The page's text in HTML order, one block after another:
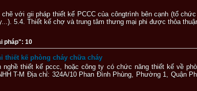
chẽ với gii pháp thiết kế PCCC của côngtrình bên cạnh (tổ
5.4. Thiết kế chợ và trung tâm thưng mại phi được thỏa
pháp": 10
thiết kế phòng cháy chữa cháy
nghề thiết kế pccc, hoặc công ty có chức năng thiết kế về
T-M Địa chỉ: 324A/10 Phan Đình Phùng, Phường 1, Quận